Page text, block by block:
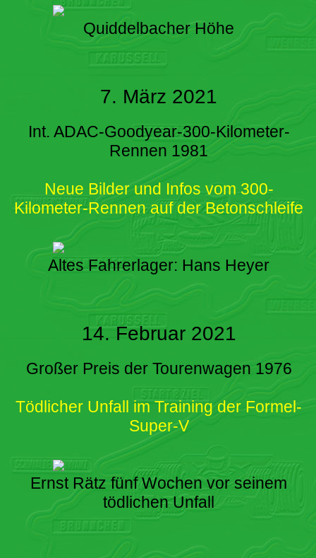
Quiddelbacher Höhe
7. März 2021
Int. ADAC-Goodyear-300-Kilometer-
Rennen 1981
Neue Bilder und Infos vom 300-
Kilometer-Rennen auf der Betonschleife
Altes Fahrerlager: Hans Heyer
14. Februar 2021
Großer Preis der Tourenwagen 1976
Tödlicher Unfall im Training der Formel-
Super-V
Ernst Rätz fünf Wochen vor seinem
tödlichen Unfall